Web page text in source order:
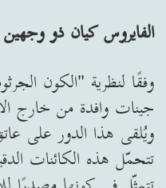
الفايروس كيان ذو وجهين
وفقًا لنظرية "الكون
جينات وافدة من خارج
ويُلقى هذا الدور على
تتحمّل هذه الكائنات